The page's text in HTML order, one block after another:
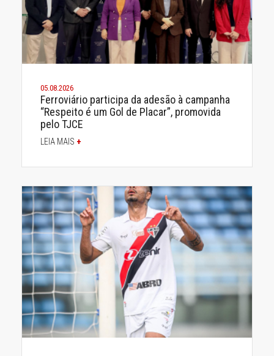
05.08.2026
Ferroviário participa da adesão à campanha
“Respeito é um Gol de Placar”, promovida
pelo TJCE
LEIA MAIS +